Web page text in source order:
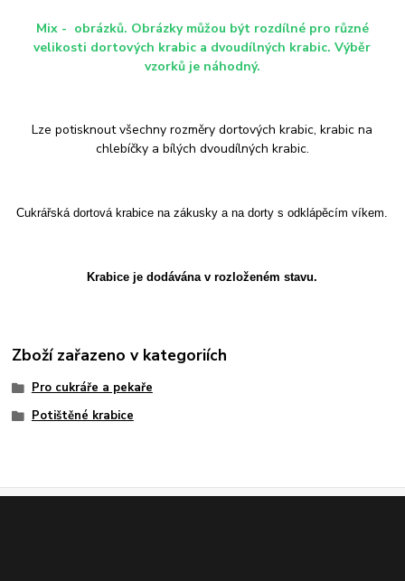
Mix - obrázků. Obrázky můžou být rozdílné pro různé
velikosti dortových krabic a dvoudílných krabic. Výběr
vzorků je náhodný.
Lze potisknout všechny rozměry dortových krabic, krabic na
chlebíčky a bílých dvoudílných krabic.
Cukrářská dortová krabice na zákusky a na dorty s odklápěcím víkem.
Krabice je dodávána v rozloženém stavu.
Zboží zařazeno v kategoriích
Pro cukráře a pekaře
Potištěné krabice